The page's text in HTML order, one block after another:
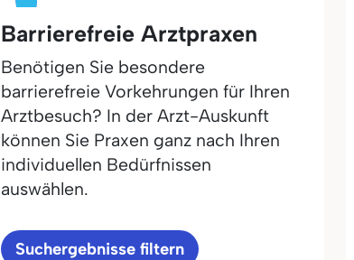
Barrierefreie Arztpraxen
Benötigen Sie besondere
barrierefreie Vorkehrungen für Ihren
Arztbesuch? In der Arzt-Auskunft
können Sie Praxen ganz nach Ihren
individuellen Bedürfnissen
auswählen.
Suchergebnisse filtern